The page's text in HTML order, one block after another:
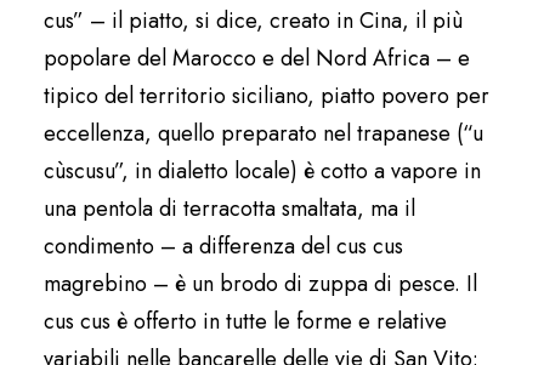
cus” – il piatto, si dice, creato in Cina, il più
popolare del Marocco e del Nord Africa – e
tipico del territorio siciliano, piatto povero per
eccellenza, quello preparato nel trapanese (“u
cùscusu”, in dialetto locale) è cotto a vapore in
una pentola di terracotta smaltata, ma il
condimento – a differenza del cus cus
magrebino – è un brodo di zuppa di pesce. Il
cus cus è offerto in tutte le forme e relative